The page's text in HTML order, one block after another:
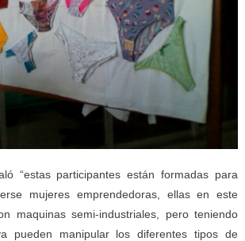
“estas participantes están formadas para
mujeres emprendedoras, ellas en este
maquinas semi-industriales, pero teniendo
pueden manipular los diferentes tipos de